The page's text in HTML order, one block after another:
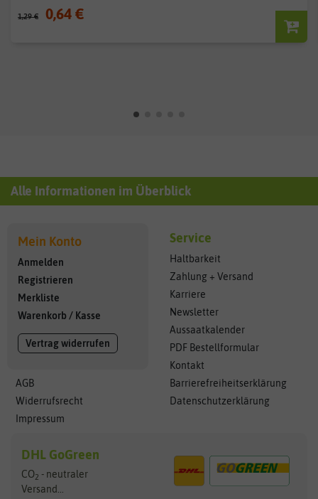
1,29 € 0,64 €
Alle Informationen im Überblick
Mein Konto
Anmelden
Registrieren
Merkliste
Warenkorb / Kasse
Vertrag widerrufen
AGB
Widerrufsrecht
Impressum
Service
Haltbarkeit
Zahlung + Versand
Karriere
Newsletter
Aussaatkalender
PDF Bestellformular
Kontakt
Barrierefreiheitserklärung
Datenschutzerklärung
DHL GoGreen
CO2 - neutraler
Versand...